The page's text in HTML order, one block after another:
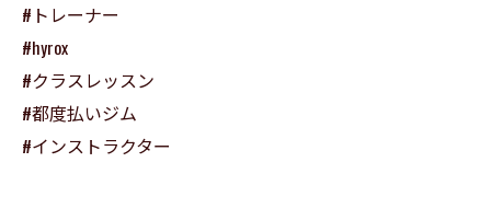
#トレーナー
#hyrox
#クラスレッスン
#都度払いジム
#インストラクター